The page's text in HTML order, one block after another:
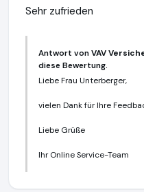
Sehr zufrieden
Antwort vonVAV
diese Bewertung.
Liebe Frau Unterberger,
vielen Dank für Ihre
Liebe Grüße
Ihr Online Service-Team